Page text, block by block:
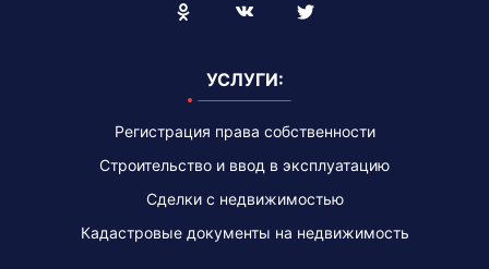
Blogger
УСЛУГИ:
Регистрация права собственности
Строительство и ввод в эксплуатацию
Сделки с недвижимостью
Кадастровые документы на недвижимость